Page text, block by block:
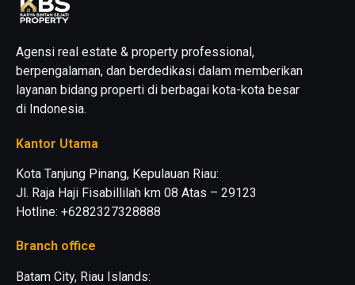
Agensi real estate & property professional,
berpengalaman, dan berdedikasi dalam memberikan
layanan bidang properti di berbagai kota-kota besar
di Indonesia.
Kantor Utama
Kota Tanjung Pinang, Kepulauan Riau:
Jl. Raja Haji Fisabillilah km 08 Atas – 29123
Hotline: +6282327328888
Branch office
Batam City, Riau Islands: